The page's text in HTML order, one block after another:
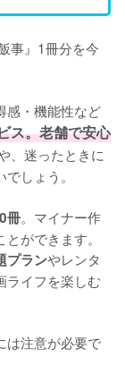
事』1冊分を今
感・機能性など
ス。老舗で安心
、迷ったときに
しょう。
冊。マイナー作
ができます。
プランやレンタ
ライフを楽しむ
は注意が必要で